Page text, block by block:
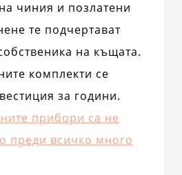
чиния и позлатени
те подчертават
на къщата.
комплекти се
за години.
прибори са не
преди всичко много